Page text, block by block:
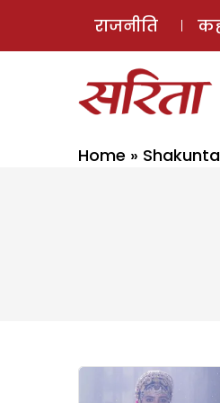
राजनीति
Home »